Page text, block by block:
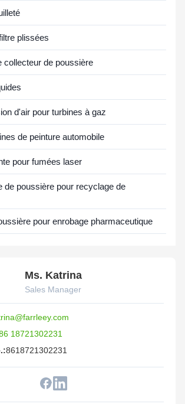
plissées
collecteur de poussière
d'air pour turbines à gaz
de peinture automobile
pour fumées laser
de poussière pour recyclage de
pour enrobage pharmaceutique
Ms. Katrina
Sales Manager
18721302231
8618721302231